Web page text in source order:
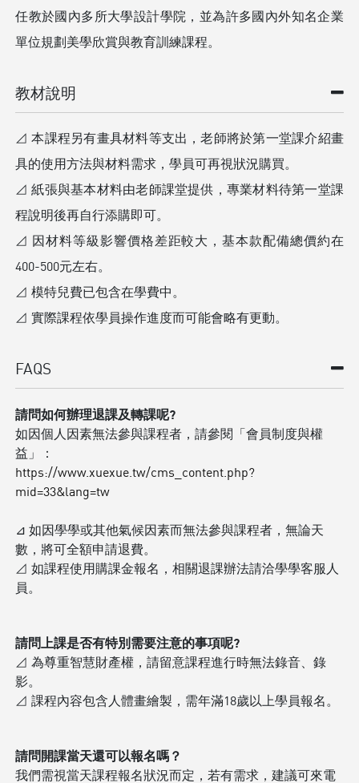
任教於國內多所大學設計學院，並為許多國內外知名企業
單位規劃美學欣賞與教育訓練課程。
教材說明
⊿ 本課程另有畫具材料等支出，老師將於第一堂課介紹畫
具的使用方法與材料需求，學員可再視狀況購買。
⊿ 紙張與基本材料由老師課堂提供，專業材料待第一堂課
程說明後再自行添購即可。
⊿ 因材料等級影響價格差距較大，基本款配備總價約在
400-500元左右。
⊿ 模特兒費已包含在學費中。
⊿ 實際課程依學員操作進度而可能會略有更動。
FAQS
請問如何辦理退課及轉課呢?
如因個人因素無法參與課程者，請參閱「會員制度與權
益」：
https://www.xuexue.tw/cms_content.php?
mid=33&lang=tw
⊿ 如因學學或其他氣候因素而無法參與課程者，無論天
數，將可全額申請退費。
⊿ 如課程使用購課金報名，相關退課辦法請洽學學客服人
員。
請問上課是否有特別需要注意的事項呢?
⊿ 為尊重智慧財產權，請留意課程進行時無法錄音、錄
影。
⊿ 課程內容包含人體畫繪製，需年滿18歲以上學員報名。
請問開課當天還可以報名嗎？
我們需視當天課程報名狀況而定，若有需求，建議可來電